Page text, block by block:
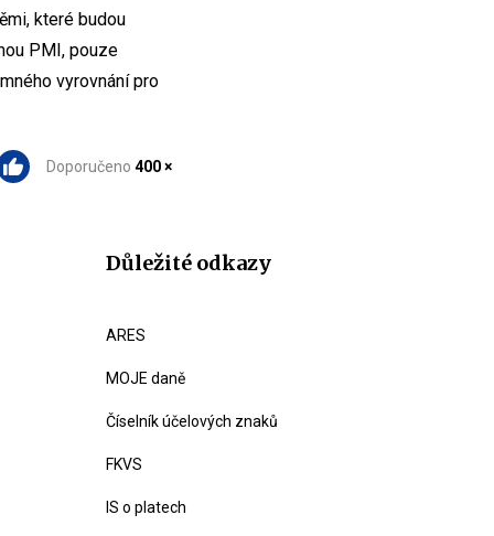
které budou
PMI, pouze
vyrovnání pro
Doporučeno 400 ×
Důležité odkazy
ARES
MOJE daně
Číselník účelových znaků
FKVS
IS o platech